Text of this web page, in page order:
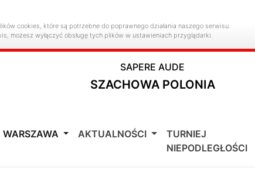
cookies, które są potrzebne do poprawnego działania naszego serwisu.
możesz wyłączyć obsługę tych plików w ustawieniach przyglądarki.
SAPERE AUDE
SZACHOWA POLONIA
AKTUALNOŚCI
TURNIEJ
NIEPODLEGŁOŚCI